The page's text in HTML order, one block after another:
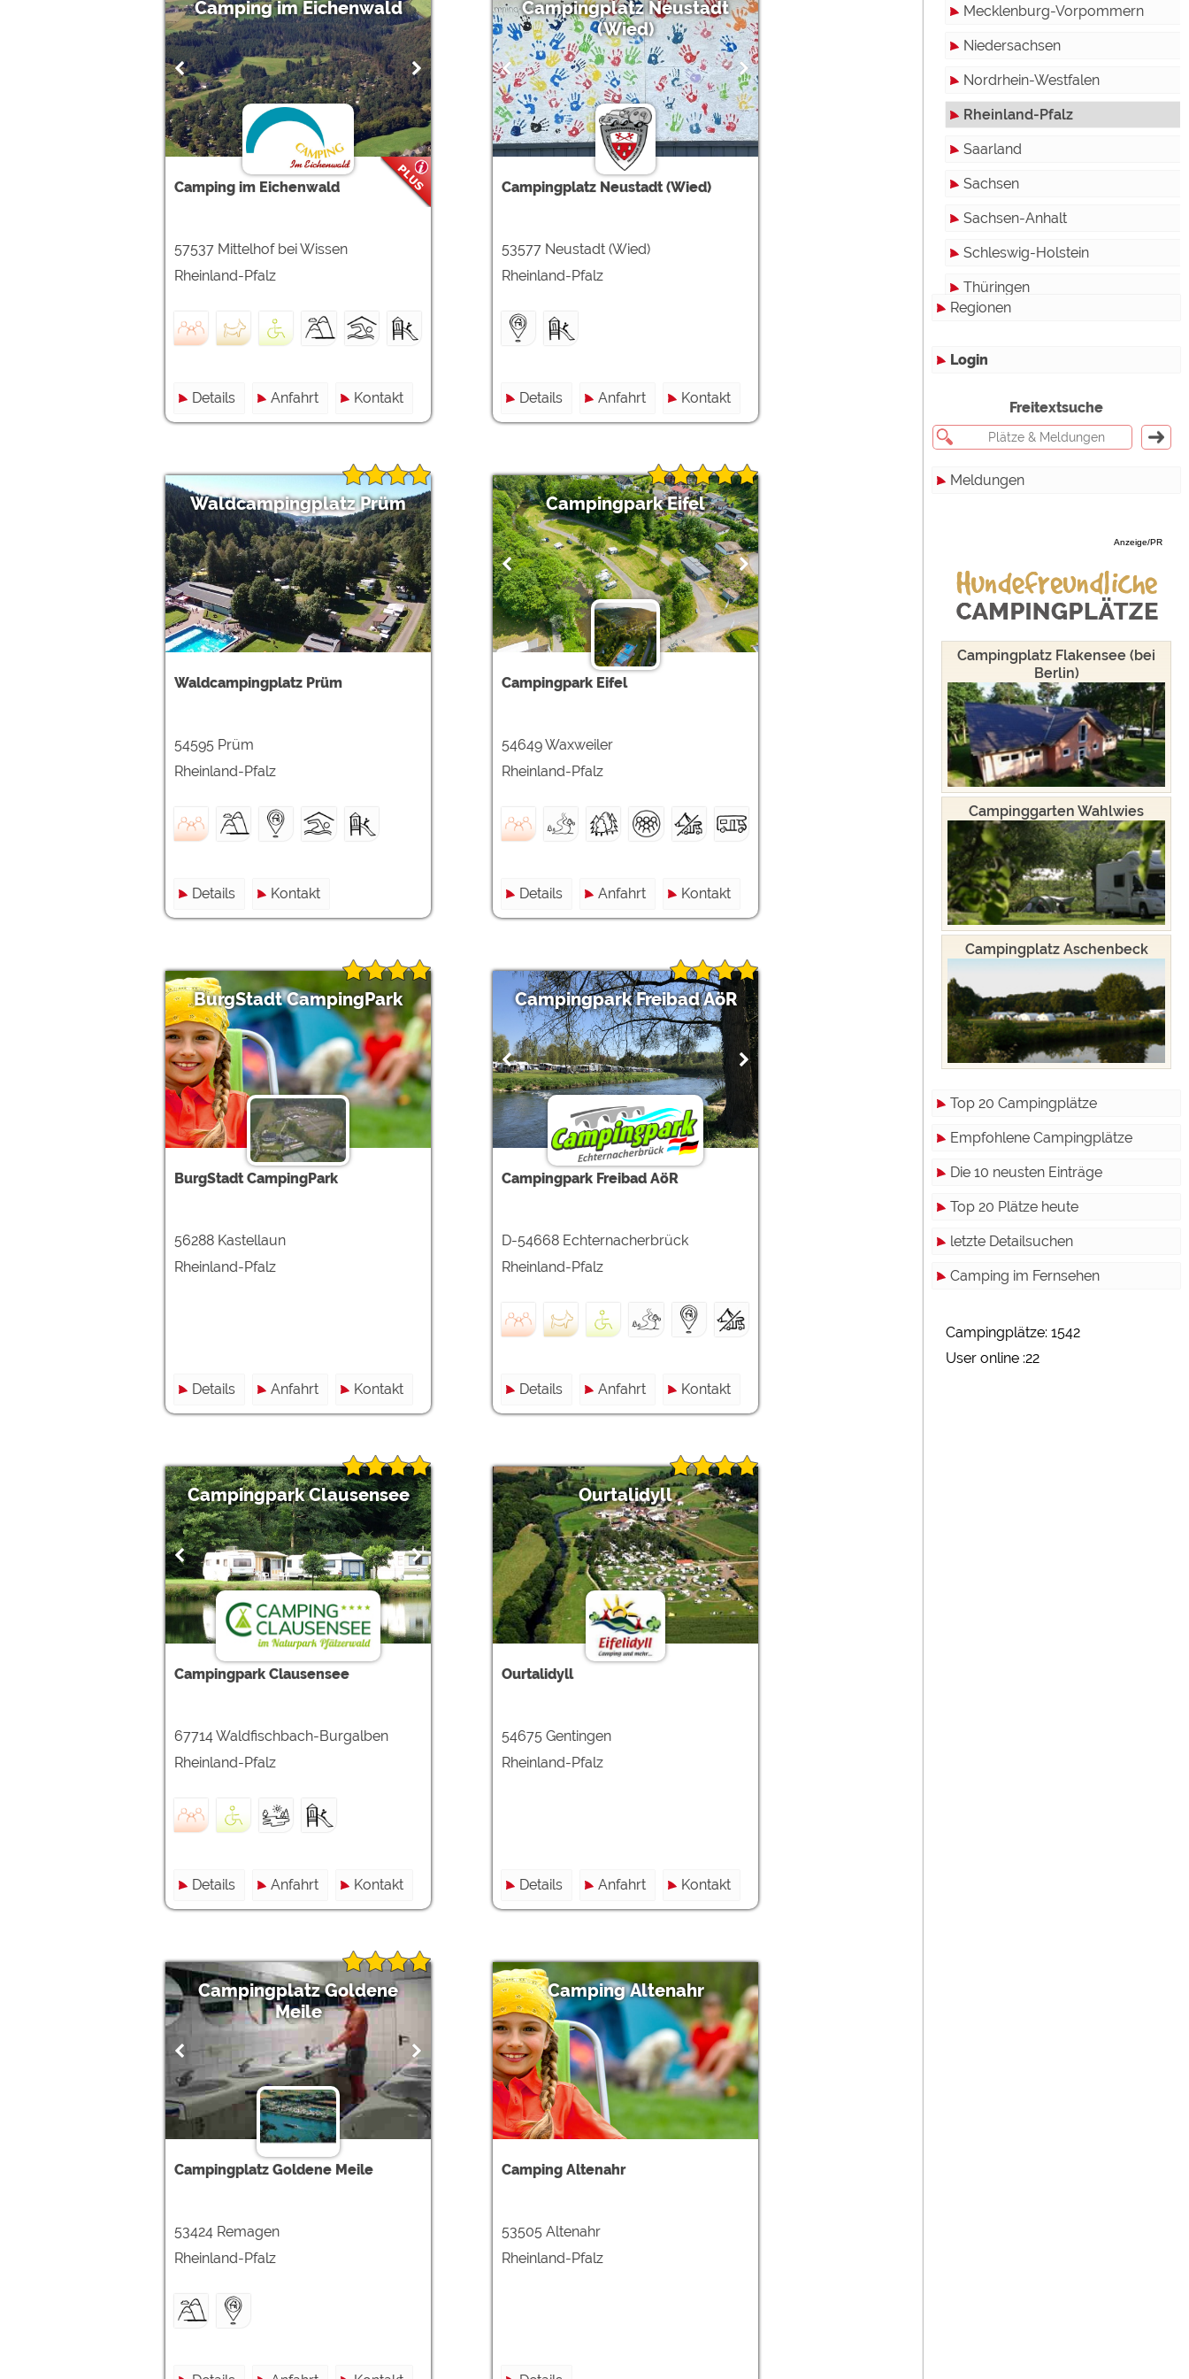
Camping im Eichenwald
Camping im Eichenwald
57537 Mittelhof bei Wissen
Rheinland-Pfalz
Details Anfahrt Kontakt
Campingplatz Neustadt
(Wied)
Campingplatz Neustadt (Wied)
53577 Neustadt (Wied)
Rheinland-Pfalz
Details Anfahrt Kontakt
Waldcampingplatz Prüm
Waldcampingplatz Prüm
54595 Prüm
Rheinland-Pfalz
Details Kontakt
Campingpark Eifel
Campingpark Eifel
54649 Waxweiler
Rheinland-Pfalz
Details Anfahrt Kontakt
BurgStadt CampingPark
BurgStadt CampingPark
56288 Kastellaun
Rheinland-Pfalz
Details Anfahrt Kontakt
Campingpark Freibad AöR
Campingpark Freibad AöR
D-54668 Echternacherbrück
Rheinland-Pfalz
Details Anfahrt Kontakt
Campingpark Clausensee
Campingpark Clausensee
67714 Waldfischbach-Burgalben
Rheinland-Pfalz
Details Anfahrt Kontakt
Ourtalidyll
Ourtalidyll
54675 Gentingen
Rheinland-Pfalz
Details Anfahrt Kontakt
Campingplatz Goldene
Meile
Campingplatz Goldene Meile
53424 Remagen
Rheinland-Pfalz
Camping Altenahr
Camping Altenahr
53505 Altenahr
Rheinland-Pfalz
Miet-Mobilheime
Miet-Wohnwagen
Miet-Zelte
Mecklenburg-Vorpommern
Niedersachsen
Nordrhein-Westfalen
Rheinland-Pfalz
Saarland
Sachsen
Sachsen-Anhalt
Schleswig-Holstein
Thüringen
Regionen
Login
Freitextsuche
Meldungen
Campingplätze
Camping & Caravan
Sonstiges
Specials
Archiv
Anzeige/PR
Campingplatz Flakensee (bei
Berlin)
Campinggarten Wahlwies
Campingplatz Aschenbeck
Top 20 Campingplätze
Empfohlene Campingplätze
Die 10 neusten Einträge
Top 20 Plätze heute
letzte Detailsuchen
Camping im Fernsehen
Campingplätze: 1542
User online :22